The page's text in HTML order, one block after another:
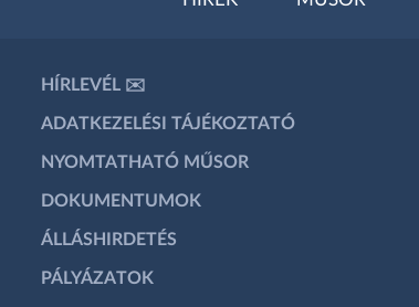
HÍRLEVÉL ✉️
ADATKEZELÉSI TÁJÉKOZTATÓ
NYOMTATHATÓ MŰSOR
DOKUMENTUMOK
ÁLLÁSHIRDETÉS
PÁLYÁZATOK